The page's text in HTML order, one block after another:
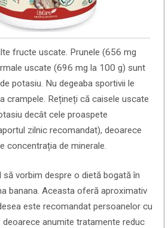
fructe uscate. Prunele (656 mg
uscate (696 mg la 100 g) sunt
potasiu. Nu degeaba sportivii le
crampele. Rețineți că caisele uscate
decât cele proaspete
zilnic recomandat), deoarece
concentrația de minerale.
să vorbim despre o dietă bogată în
banana. Aceasta oferă aproximativ
este recomandat persoanelor cu
deoarece anumite tratamente reduc